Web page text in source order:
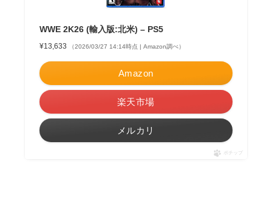
WWE 2K26 (輸入版:北米) – PS5
¥13,633 （2026/03/27 14:14時点 | Amazon調べ）
Amazon
楽天市場
メルカリ
ポチップ